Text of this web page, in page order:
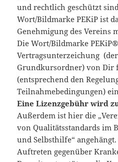
und rechtlich geschützt
Wort/Bildmarke PEKiP ist
Genehmigung des Vereins
Die Wort/Bildmarke
Vertragsunterzeichung
Grundkursordner) von Dir
(entsprechend den
Teilnahmebedingungen)
Eine Lizenzgebühr wird
Außerdem ist hier die
von Qualitätsstandards im
und Selbsthilfe“
Auftreten gegenüber